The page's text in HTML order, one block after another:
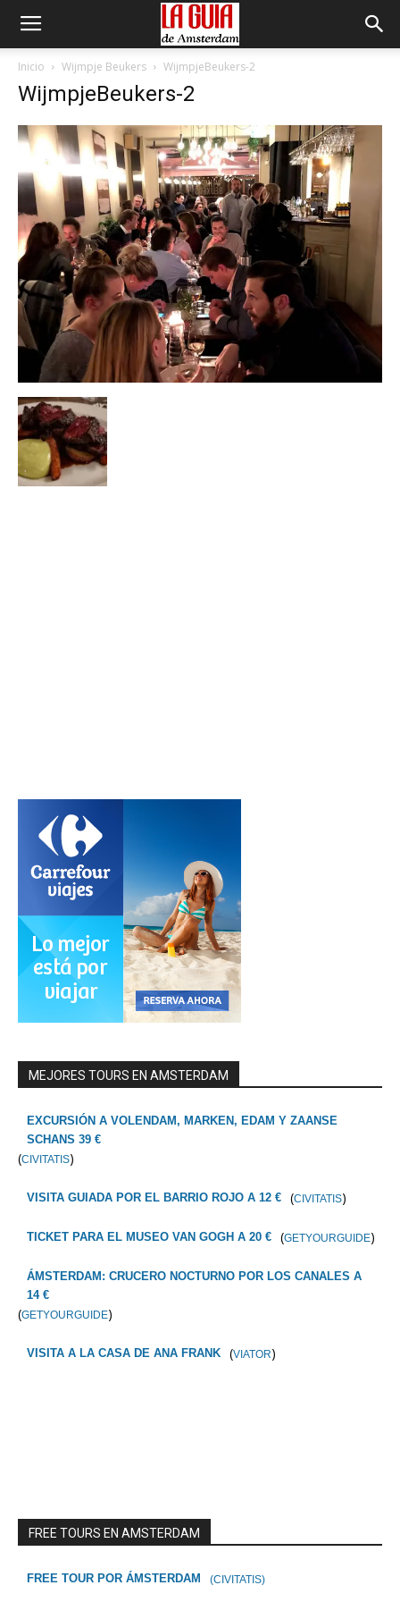
Inicio Wijmpje Beukers WijmpjeBeukers-2
WijmpjeBeukers-2
MEJORES TOURS EN AMSTERDAM
EXCURSIÓN A VOLENDAM, MARKEN, EDAM Y ZAANSE
SCHANS 39 €
(CIVITATIS)
VISITA GUIADA POR EL BARRIO ROJO A 12 € (CIVITATIS)
TICKET PARA EL MUSEO VAN GOGH A 20 € (GETYOURGUIDE)
ÁMSTERDAM: CRUCERO NOCTURNO POR LOS CANALES A
14 €
(GETYOURGUIDE)
VISITA A LA CASA DE ANA FRANK (VIATOR)
FREE TOURS EN AMSTERDAM
FREE TOUR POR ÁMSTERDAM (CIVITATIS)